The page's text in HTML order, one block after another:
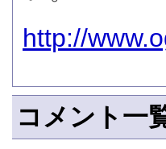
http://
コメント一